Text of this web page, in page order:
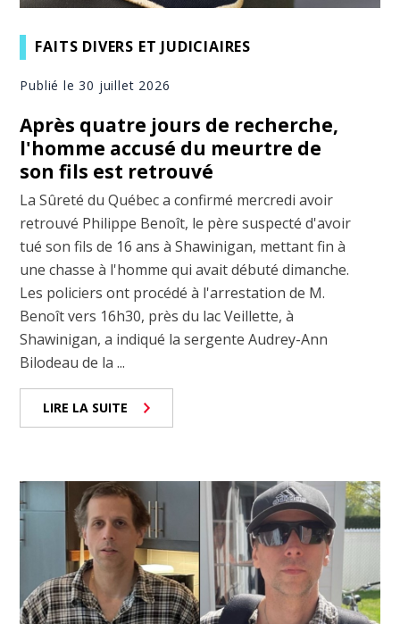
FAITS DIVERS ET JUDICIAIRES
Publié le 30 juillet 2026
Après quatre jours de recherche,
l'homme accusé du meurtre de
son fils est retrouvé
La Sûreté du Québec a confirmé mercredi avoir
retrouvé Philippe Benoît, le père suspecté d'avoir
tué son fils de 16 ans à Shawinigan, mettant fin à
une chasse à l'homme qui avait débuté dimanche.
Les policiers ont procédé à l'arrestation de M.
Benoît vers 16h30, près du lac Veillette, à
Shawinigan, a indiqué la sergente Audrey-Ann
Bilodeau de la ...
LIRE LA SUITE